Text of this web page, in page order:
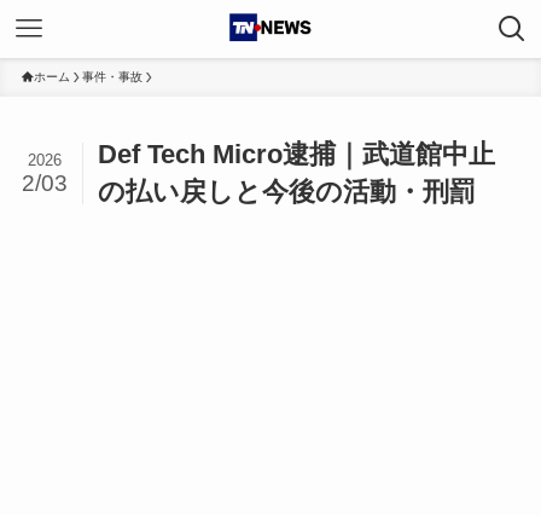
ホーム 事件・事故
Def Tech Micro逮捕｜武道館中止
の払い戻しと今後の活動・刑罰
2026
2/03